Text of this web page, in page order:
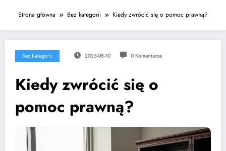
Strona główna Bez kategorii Kiedy zwrócić się o pomoc prawną?
Bez Kategorii 2025-08-10 0 Komentarze
Kiedy zwrócić się o
pomoc prawną?